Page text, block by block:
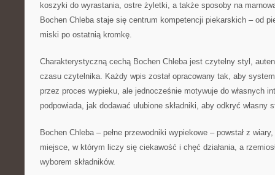
koszyki do wyrastania, ostre żyletki, a także sposoby na
Bochen Chleba staje się centrum kompetencji piekarskich – od
miski po ostatnią kromkę.
Charakterystyczną cechą Bochen Chleba jest czytelny styl,
czasu czytelnika. Każdy wpis został opracowany tak, aby
przez proces wypieku, ale jednocześnie motywuje do własnych
podpowiada, jak dodawać ulubione składniki, aby odkryć własny
Bochen Chleba – pełne przewodniki wypiekowe – powstał z
miejsce, w którym liczy się ciekawość i chęć działania, a
wyborem składników.